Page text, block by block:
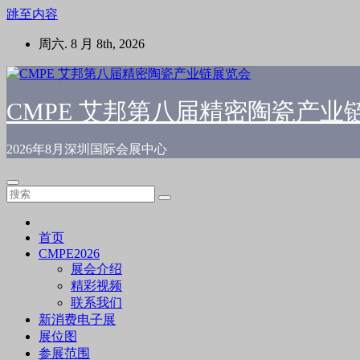
跳至内容
周六. 8 月 8th, 2026
CMPE 艾邦第八届精密陶瓷产业
2026年8月深圳国际会展中心
首页
CMPE2026
展会介绍
精彩视频
联系我们
新消费电子展
展位图
参展范围